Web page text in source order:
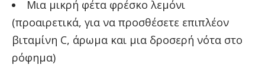
Μια μικρή φέτα φρέσκο λεμόνι
(προαιρετικά, για να προσθέσετε επιπλέον
βιταμίνη C, άρωμα και μια δροσερή νότα στο
ρόφημα)